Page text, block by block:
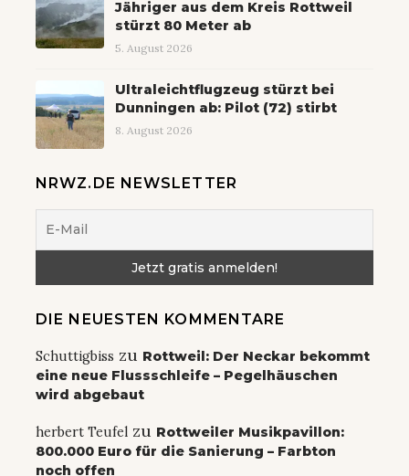
Jähriger aus dem Kreis Rottweil
stürzt 80 Meter ab
5. August 2026
Ultraleichtflugzeug stürzt bei
Dunningen ab: Pilot (72) stirbt
8. August 2026
NRWZ.DE NEWSLETTER
DIE NEUESTEN KOMMENTARE
Schuttigbiss zu Rottweil: Der Neckar bekommt
eine neue Flussschleife – Pegelhäuschen
wird abgebaut
herbert Teufel zu Rottweiler Musikpavillon:
800.000 Euro für die Sanierung – Farbton
noch offen